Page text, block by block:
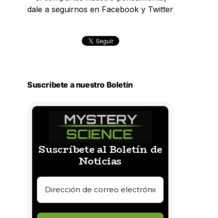
dale a seguirnos en Facebook y Twitter
Suscríbete a nuestro Boletín
Suscríbete al Boletín de
Noticias